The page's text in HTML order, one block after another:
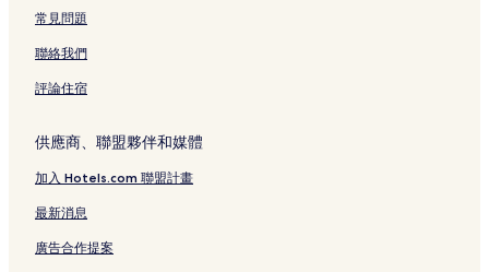
寶安 5 星級飯店
寶安 2 星級飯店
常見問題
聯絡我們
評論住宿
供應商、聯盟夥伴和媒體
加入 Hotels.com 聯盟計畫
最新消息
廣告合作提案